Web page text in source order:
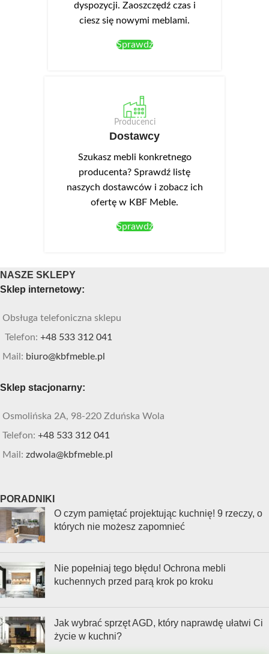
dyspozycji. Zaoszczędź czas i
ciesz się nowymi meblami.
Sprawdź
Producenci
Dostawcy
Szukasz mebli konkretnego
producenta? Sprawdź listę
naszych dostawców i zobacz ich
ofertę w KBF Meble.
Sprawdź
NASZE SKLEPY
Sklep internetowy:
Obsługa telefoniczna sklepu
Telefon: +48 533 312 041
Mail: biuro@kbfmeble.pl
Sklep stacjonarny:
Osmolińska 2A, 98-220 Zduńska Wola
Telefon: +48 533 312 041
Mail: zdwola@kbfmeble.pl
PORADNIKI
O czym pamiętać projektując kuchnię! 9 rzeczy, o
których nie możesz zapomnieć
Nie popełniaj tego błędu! Ochrona mebli
kuchennych przed parą krok po kroku
Jak wybrać sprzęt AGD, który naprawdę ułatwi Ci
życie w kuchni?